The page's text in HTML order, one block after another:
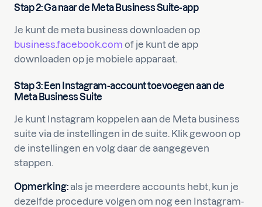
Stap 2: Ga naar de Meta Business Suite-app
Je kunt de meta business downloaden op
business.facebook.com of je kunt de app
downloaden op je mobiele apparaat.
Stap 3: Een Instagram-account toevoegen aan de
Meta Business Suite
Je kunt Instagram koppelen aan de Meta business
suite via de instellingen in de suite. Klik gewoon op
de instellingen en volg daar de aangegeven
stappen.
Opmerking:als je meerdere accounts hebt, kun je
dezelfde procedure volgen om nog een Instagram-